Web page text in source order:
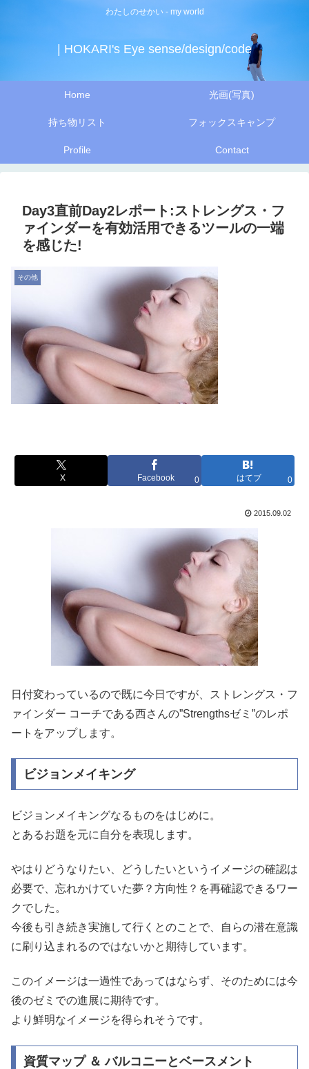
わたしのせかい - my world
| HOKARI's Eye sense/design/code
Home 光画(写真)
持ち物リスト フォックスキャンプ
Profile Contact
Day3直前Day2レポート:ストレングス・フ
ァインダーを有効活用できるツールの一端
を感じた!
その他
X Facebook 0 はてブ 0
2015.09.02
日付変わっているので既に今日ですが、ストレングス・フ
ァインダー コーチである西さんの”Strengthsゼミ”のレポ
ートをアップします。
ビジョンメイキング
ビジョンメイキングなるものをはじめに。
とあるお題を元に自分を表現します。
やはりどうなりたい、どうしたいというイメージの確認は
必要で、忘れかけていた夢？方向性？を再確認できるワー
クでした。
今後も引き続き実施して行くとのことで、自らの潜在意識
に刷り込まれるのではないかと期待しています。
このイメージは一過性であってはならず、そのためには今
後のゼミでの進展に期待です。
より鮮明なイメージを得られそうです。
資質マップ ＆ バルコニーとベースメント